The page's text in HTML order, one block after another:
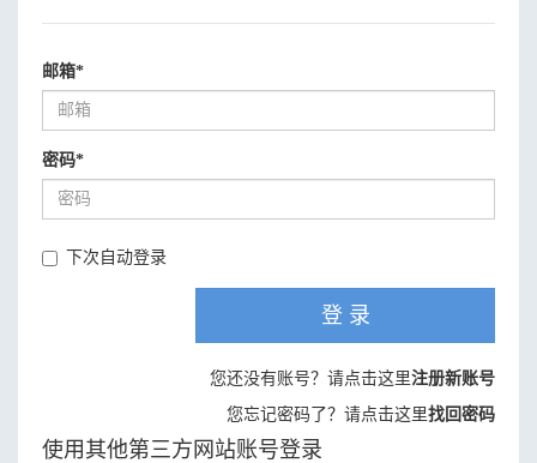
邮箱*
密码*
下次自动登录
登 录
您还没有账号？请点击这里注册新账号
您忘记密码了？请点击这里找回密码
使用其他第三方网站账号登录